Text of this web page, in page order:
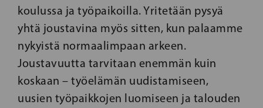
koulussa ja työpaikoilla. Yritetään pysyä
yhtä joustavina myös sitten, kun palaamme
nykyistä normaalimpaan arkeen.
Joustavuutta tarvitaan enemmän kuin
koskaan – työelämän uudistamiseen,
uusien työpaikkojen luomiseen ja talouden